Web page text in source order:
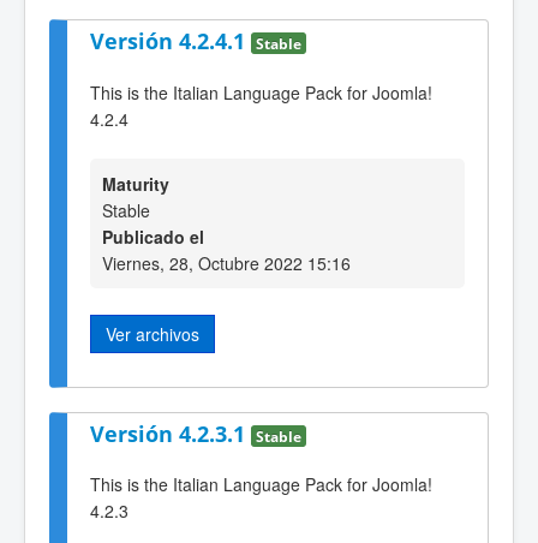
Versión 4.2.4.1 Stable
This is the Italian Language Pack for Joomla!
4.2.4
Maturity
Stable
Publicado el
Viernes, 28, Octubre 2022 15:16
Ver archivos
Versión 4.2.3.1 Stable
This is the Italian Language Pack for Joomla!
4.2.3